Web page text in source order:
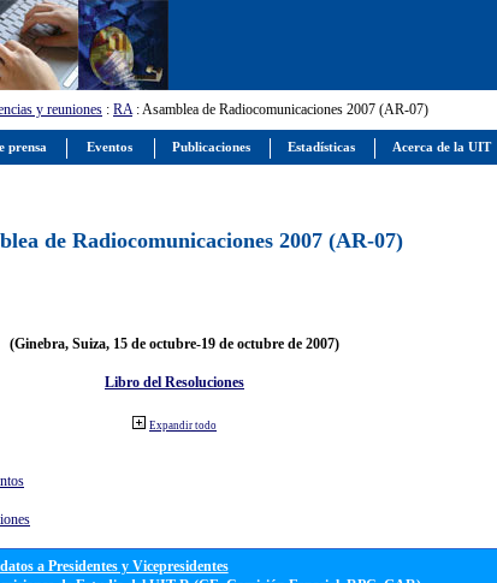
y reuniones : RA: Asamblea de Radiocomunicaciones 2007 (AR-07)
de Radiocomunicaciones 2007 (AR-07)
(Ginebra, Suiza, 15 de octubre-19 de octubre de 2007)
Libro del Resoluciones
Expandir todo
a Presidentes y Vicepresidentes
prensa Eventos Publicaciones Estadísticas Acerca de la UIT